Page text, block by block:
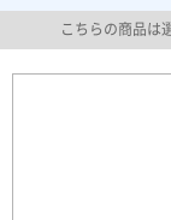
こちらの商品は